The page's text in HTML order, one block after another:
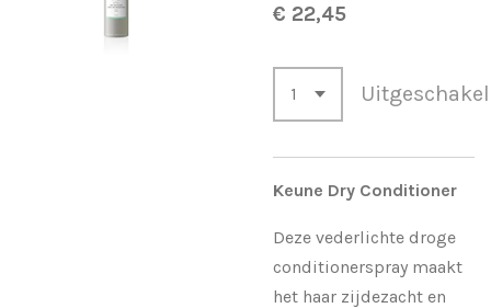
€ 22,45
Keune Dry Conditioner
Deze vederlichte droge
conditionerspray maakt
het haar zijdezacht en